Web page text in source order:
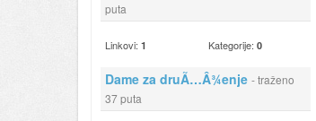
puta
Linkovi: 1 Kategorije: 0
Dame za druÃ…Â¾enje - traženo
37 puta